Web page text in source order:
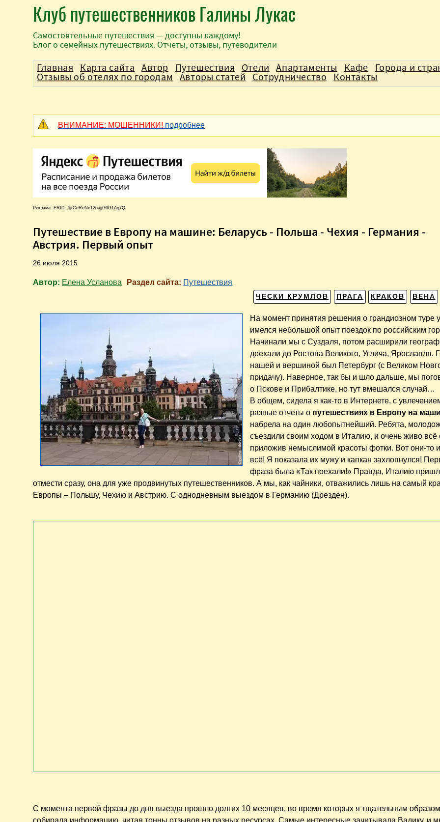
Клуб путешественников Галины Лукас
Самостоятельные путешествия — доступны каждому!
Блог о семейных путешествиях. Отчеты, отзывы, путеводители
ВНИМАНИЕ: МОШЕННИКИ! подробнее
Реклама. ERID: 5jtCeReNx12oajjG9G1Ag7Q
Путешествие в Европу на машине: Беларусь - Польша - Чехия - Германия -
Австрия. Первый опыт
26 июля 2015
Автор: Елена Усланова Раздел сайта: Путешествия
ВЕНА
КРАКОВ
ПРАГА
ЧЕСКИ КРУМЛОВ
На момент принятия решения о грандиозном туре
имелся небольшой опыт поездок по российским
Начинали мы с Суздаля, потом расширили
доехали до Ростова Великого, Углича, Ярославля.
нашей и вершиной был Петербург (с Великом
придачу). Наверное, так бы и шло дальше, мы
о Пскове и Прибалтике, но тут вмешался случай…
В общем, сидела я как-то в Интернете, с
разные отчеты о путешествиях в Европу на
набрела на один любопытнейший. Ребята,
съездили своим ходом в Италию, и очень живо всё
приложив немыслимой красоты фотки. Вот они-то
всё! Я показала их мужу и капкан захлопнулся!
фраза была «Так поехали!» Правда, Италию
отмести сразу, она для уже продвинутых путешественников. А мы, как чайники, отважились лишь на самый
Европы – Польшу, Чехию и Австрию. С однодневным выездом в Германию (Дрезден).
С момента первой фразы до дня выезда прошло долгих 10 месяцев, во время которых я тщательным
Главная Карта сайта Автор Путешествия Отели Апартаменты Кафе Города и
Отзывы об отелях по городам Авторы статей Сотрудничество Контакты